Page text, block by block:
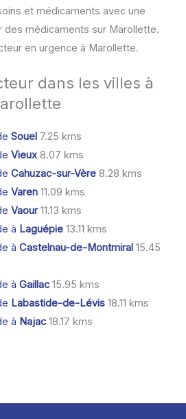
et médicaments avec une
des médicaments sur Marollette.
en urgence à Marollette.
dans les villes à
Souel7.25 kms
Vieux8.07 kms
Cahuzac-sur-Vère8.28 kms
Varen11.09 kms
Vaour11.13 kms
à Laguépie13.11 kms
à Castelnau-de-Montmiral15.45
à Gaillac15.95 kms
Labastide-de-Lévis18.11 kms
à Najac18.17 kms